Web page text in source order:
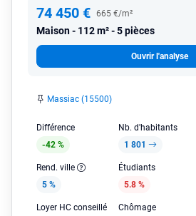
74 450 € 665 €/m²
Maison 112 m² - 5 pièces
Ouvrir l'analyse
Massiac (15500)
Différence
-42 %
Nb. d'habitants
1 801
Rend. ville
5 %
Étudiants
5.8 %
Loyer HC conseillé
Chômage